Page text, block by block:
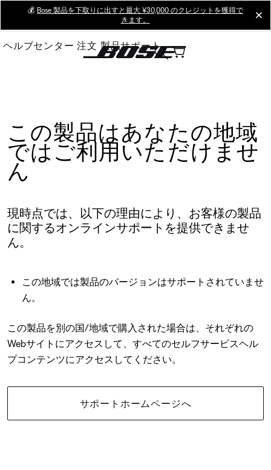
Main
💰 Bose 製品を下取りに出すと最大 ¥30,000 のクレジットを獲得で
きます。
ヘルプセンター 注文 製品サポート
この製品はあなたの地域
ではご利用いただけませ
ん
現時点では、以下の理由により、お客様の製品
に関するオンラインサポートを提供できませ
ん。
この地域では製品のバージョンはサポートされていませ
ん。
この製品を別の国/地域で購入された場合は、それぞれの
Webサイトにアクセスして、すべてのセルフサービスヘル
プコンテンツにアクセスしてください。
サポートホームページへ